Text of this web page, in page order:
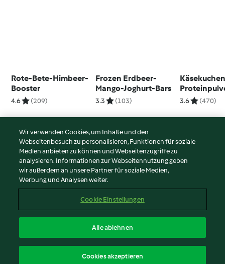
Rote-Bete-Himbeer-
Booster
4.6 (209)
Frozen Erdbeer-
Mango-Joghurt-Bars
3.3 (103) 3.6 (470)
© Copyright 2026
Nutzungsbedingungen
Datenschutzrichtlinien
Impressum
Inhalt melden
Wir verwenden Cookies, um Inhalte und den
Webseitenbesuch zu personalisieren, Funktionen für soziale
Medien anbieten zu können und Webseitenzugriffe zu
analysieren. Informationen zur Webseitennutzung geben
wir außerdem an unsere Partner für soziale Medien,
Werbung und Analysen weiter.
Cookie Einstellungen
Alle ablehnen
Cookies akzeptieren